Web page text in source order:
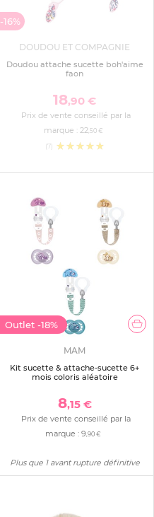
-16%
DOUDOU ET COMPAGNIE
Doudou attache sucette boh'aime
faon
18,90 €
Prix de vente conseillé par la
marque : 22,50 €
(7)
Outlet -18%
MAM
Kit sucette & attache-sucette 6+
mois coloris aléatoire
8,15 €
Prix de vente conseillé par la
marque :9,90 €
Plus que 1 avant rupture définitive